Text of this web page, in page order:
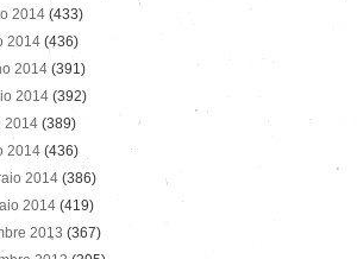
2014 (433)
2014 (436)
2014 (391)
2014 (392)
2014 (389)
2014 (436)
2014 (386)
2014 (419)
2013 (367)